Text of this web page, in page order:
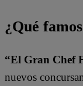
¿Qué
“El Gran Chef
nuevos